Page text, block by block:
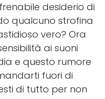
desiderio di
qualcuno strofina
vero? Ora
ai suoni
e questo rumore
fuori di
di tutto per non